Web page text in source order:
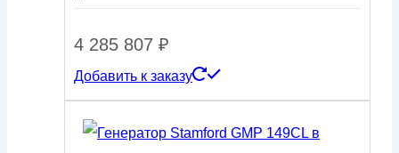
4 285 807 ₽
Добавить к заказу